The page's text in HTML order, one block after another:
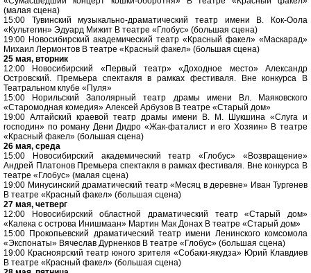
(малая сцена)
15:00 Тувинский музыкально-драматический театр имени В. Кок-Оола
«Культегин» Эдуард Мижит В театре «Глобус» (большая сцена)
19:00 Новосибирский академический театр «Красный факел» «Маскарад»
Михаил Лермонтов В театре «Красный факел» (большая сцена)
25 мая, вторник
12:00 Новосибирский «Первый театр» «Доходное место» Александр
Островский. Премьера спектакля в рамках фестиваля. Вне конкурса В
Театральном клубе «Пуля»
15:00 Норильский Заполярный театр драмы имени Вл. Маяковского
«Старомодная комедия» Алексей Арбузов В театре «Старый дом»
19:00 Алтайский краевой театр драмы имени В. М. Шукшина «Слуга и
господин» по роману Дени Дидро «Жак-фаталист и его Хозяин» В театре
«Красный факел» (большая сцена)
26 мая, среда
15:00 Новосибирский академический театр «Глобус» «Возвращение»
Андрей Платонов Премьера спектакля в рамках фестиваля. Вне конкурса В
театре «Глобус» (малая сцена)
19:00 Минусинский драматический театр «Месяц в деревне» Иван Тургенев
В театре «Красный факел» (большая сцена)
27 мая, четверг
12:00 Новосибирский областной драматический театр «Старый дом»
«Калека с острова Инишмаан» Мартин Мак Донах В театре «Старый дом»
15:00 Прокопьевский драматический театр имени Ленинского комсомола
«Экспонаты» Вячеслав Дурненков В театре «Глобус» (большая сцена)
19:00 Красноярский театр юного зрителя «Собаки-якудза» Юрий Клавдиев
В театре «Красный факел» (большая сцена)